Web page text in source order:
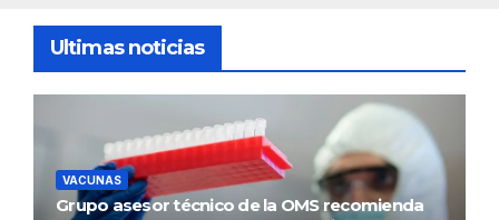
Ultimas noticias
VACUNAS
Grupo asesor técnico de la OMS recomienda